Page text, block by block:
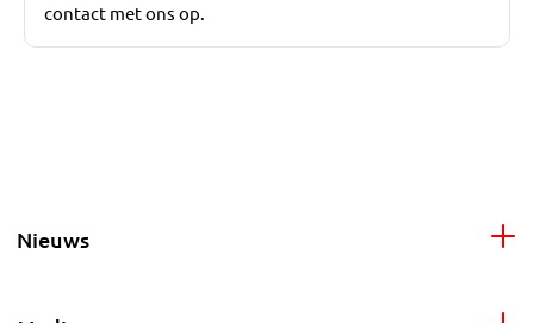
contact met ons op.
Nieuws